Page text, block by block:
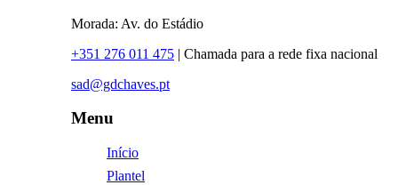
Morada: Av. do Estádio
+351 276 011 475 | Chamada para a rede fixa nacional
sad@gdchaves.pt
Menu
Início
Plantel